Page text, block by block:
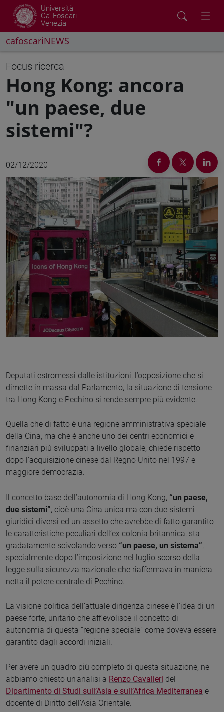
Università
Ca' Foscari
Venezia
cafoscariNEWS
Focus ricerca
Hong Kong: ancora
"un paese, due
sistemi"?
02/12/2020
Deputati estromessi dalle istituzioni, l’opposizione che si
dimette in massa dal Parlamento, la situazione di tensione
tra Hong Kong e Pechino si rende sempre più evidente.
Quella che di fatto è una regione amministrativa speciale
della Cina, ma che è anche uno dei centri economici e
finanziari più sviluppati a livello globale, chiede rispetto
dopo l’acquisizione cinese dal Regno Unito nel 1997 e
maggiore democrazia.
Il concetto base dell’autonomia di Hong Kong, “un paese,
due sistemi”, cioè una Cina unica ma con due sistemi
giuridici diversi ed un assetto che avrebbe di fatto garantito
le caratteristiche peculiari dell’ex colonia britannica, sta
gradatamente scivolando verso “un paese, un sistema”,
specialmente dopo l’imposizione nel luglio scorso della
legge sulla sicurezza nazionale che riaffermava in maniera
netta il potere centrale di Pechino.
La visione politica dell’attuale dirigenza cinese è l’idea di un
paese forte, unitario che affievolisce il concetto di
autonomia di questa “regione speciale” come doveva essere
garantito dagli accordi iniziali.
Per avere un quadro più completo di questa situazione, ne
abbiamo chiesto un’analisi a Renzo Cavalieri del
Dipartimento di Studi sull’Asia e sull’Africa Mediterranea e
docente di Diritto dell’Asia Orientale.